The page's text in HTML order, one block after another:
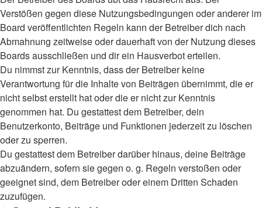
Verstößen gegen diese Nutzungsbedingungen oder anderer im
Board veröffentlichten Regeln kann der Betreiber dich nach
Abmahnung zeitweise oder dauerhaft von der Nutzung dieses
Boards ausschließen und dir ein Hausverbot erteilen.
Du nimmst zur Kenntnis, dass der Betreiber keine
Verantwortung für die Inhalte von Beiträgen übernimmt, die er
nicht selbst erstellt hat oder die er nicht zur Kenntnis
genommen hat. Du gestattest dem Betreiber, dein
Benutzerkonto, Beiträge und Funktionen jederzeit zu löschen
oder zu sperren.
Du gestattest dem Betreiber darüber hinaus, deine Beiträge
abzuändern, sofern sie gegen o. g. Regeln verstoßen oder
geeignet sind, dem Betreiber oder einem Dritten Schaden
zuzufügen.